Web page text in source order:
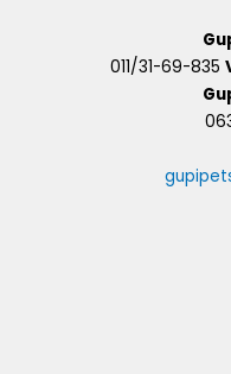
011/31-69-835